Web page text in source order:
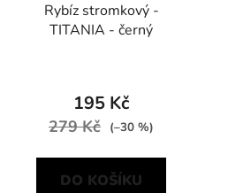
Rybíz stromkový -
TITANIA - černý
195 Kč
279 Kč (–30 %)
DO KOŠÍKU